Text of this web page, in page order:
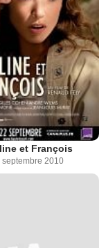
et François
septembre 2010